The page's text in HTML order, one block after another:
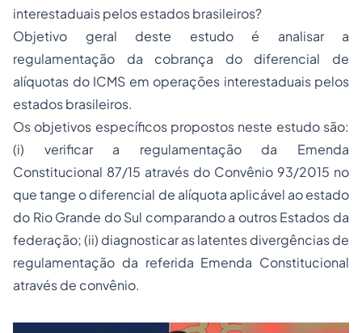
interestaduais pelos estados brasileiros?
Objetivo geral deste estudo é analisar a
regulamentação da cobrança do diferencial de
alíquotas do ICMS em operações interestaduais pelos
estados brasileiros.
Os objetivos específicos propostos neste estudo são:
(i) verificar a regulamentação da Emenda
Constitucional 87/15 através do Convênio 93/2015 no
que tange o diferencial de alíquota aplicável ao estado
do Rio Grande do Sul comparando a outros Estados da
federação; (ii) diagnosticar as latentes divergências de
regulamentação da referida Emenda Constitucional
através de convênio.